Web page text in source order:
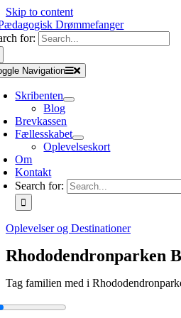
Skip to content
for:
Navigation
Skribenten
Blog
Brevkassen
Fællesskabet
Oplevelseskort
Om
Kontakt
Search for:
Oplevelser og Destinationer
Rhododendronparken
Tag familien med i